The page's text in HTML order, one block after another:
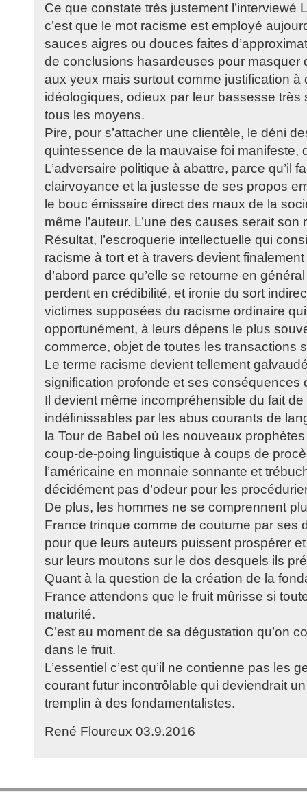
Ce que constate très justement l’interviewé
c’est que le mot racisme est employé
sauces aigres ou douces faites
de conclusions hasardeuses pour masquer
aux yeux mais surtout comme justification à
idéologiques, odieux par leur bassesse très
tous les moyens.
Pire, pour s’attacher une clientèle, le déni
quintessence de la mauvaise foi manifeste,
L’adversaire politique à abattre, parce qu’il
clairvoyance et la justesse de ses propos
le bouc émissaire direct des maux de la
même l’auteur. L’une des causes serait son
Résultat, l’escroquerie intellectuelle qui
racisme à tort et à travers devient
d’abord parce qu’elle se retourne en
perdent en crédibilité, et ironie du sort
victimes supposées du racisme ordinaire
opportunément, à leurs dépens le plus
commerce, objet de toutes les transactions
Le terme racisme devient tellement
signification profonde et ses conséquences
Il devient même incompréhensible du fait
indéfinissables par les abus courants de
la Tour de Babel où les nouveaux
coup-de-poing linguistique à coups de
l’américaine en monnaie sonnante et
décidément pas d’odeur pour les
De plus, les hommes ne se comprennent
France trinque comme de coutume par ses
pour que leurs auteurs puissent prospérer
sur leurs moutons sur le dos desquels ils
Quant à la question de la création de la
France attendons que le fruit mûrisse si
maturité.
C’est au moment de sa dégustation qu’on
dans le fruit.
L’essentiel c’est qu’il ne contienne pas les
courant futur incontrôlable qui deviendrait
tremplin à des fondamentalistes.
René Floureux 03.9.2016